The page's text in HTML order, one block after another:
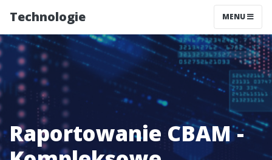
Technologie MENU
Raportowanie CBAM -